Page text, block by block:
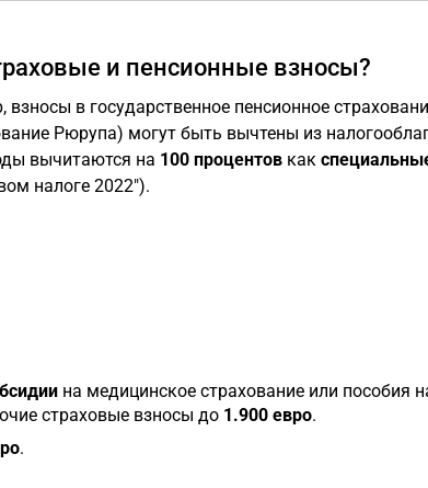
и пенсионные взносы?
в государственное пенсионное
Рюрупа) могут быть вычтены из
вычитаются на 100 процентовкак
налоге 2022").
на медицинское страхование или пособия
страховые взносы до 1.900 евро.
.